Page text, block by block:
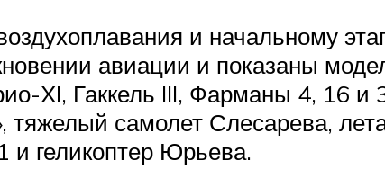
и начальному
авиации и показаны
ХI, Гаккель III, Фарманы 4, 16 и
самолет Слесарева,
и геликоптер Юрьева.